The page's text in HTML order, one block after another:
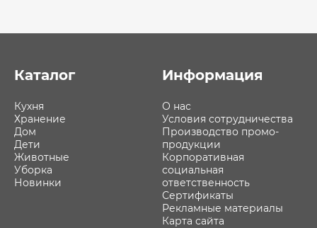
Каталог
Кухня
Хранение
Дом
Дети
Животные
Уборка
Новинки
Информация
О нас
Условия сотрудничества
Производство промо-
продукции
Корпоративная
социальная
ответственность
Сертификаты
Рекламные материалы
Карта сайта